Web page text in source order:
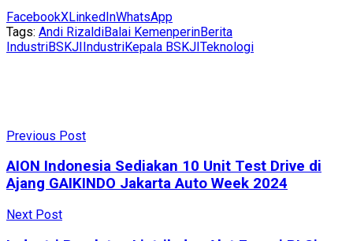
FacebookXLinkedInWhatsApp
Tags: Andi RizaldiBalai KemenperinBerita
IndustriBSKJIIndustriKepala BSKJITeknologi
Previous Post
AION Indonesia Sediakan 10 Unit Test Drive di
Ajang GAIKINDO Jakarta Auto Week 2024
Next Post